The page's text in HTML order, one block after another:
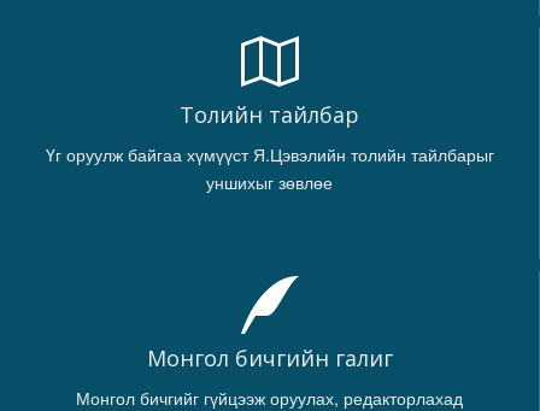
Толийн тайлбар
Үг оруулж байгаа хүмүүст Я.Цэвэлийн толийн тайлбарыг
уншихыг зөвлөе
Монгол бичгийн галиг
Монгол бичгийг гүйцээж оруулах, редакторлахад